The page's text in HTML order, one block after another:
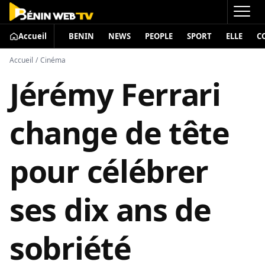
Accueil BENIN NEWS PEOPLE SPORT ELLE
Accueil / Cinéma
Jérémy Ferrari
change de tête
pour célébrer
ses dix ans de
sobriété